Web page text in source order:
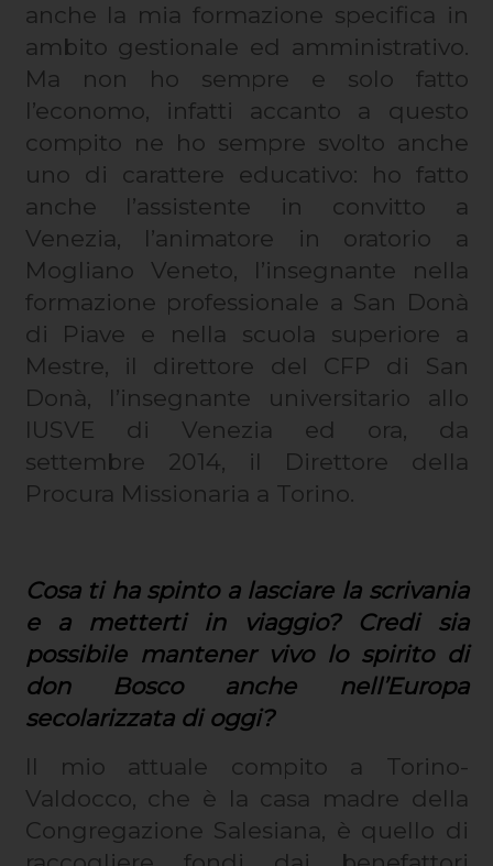
anche la mia formazione specifica in
ambito gestionale ed amministrativo.
Ma non ho sempre e solo fatto
l’economo, infatti accanto a questo
compito ne ho sempre svolto anche
uno di carattere educativo: ho fatto
anche l’assistente in convitto a
Venezia, l’animatore in oratorio a
Mogliano Veneto, l’insegnante nella
formazione professionale a San Donà
di Piave e nella scuola superiore a
Mestre, il direttore del CFP di San
Donà, l’insegnante universitario allo
IUSVE di Venezia ed ora, da
settembre 2014, il Direttore della
Procura Missionaria a Torino.
Cosa ti ha spinto a lasciare la scrivania
e a metterti in viaggio? Credi sia
possibile mantener vivo lo spirito di
don Bosco anche nell’Europa
secolarizzata di oggi?
Il mio attuale compito a Torino-
Valdocco, che è la casa madre della
Congregazione Salesiana, è quello di